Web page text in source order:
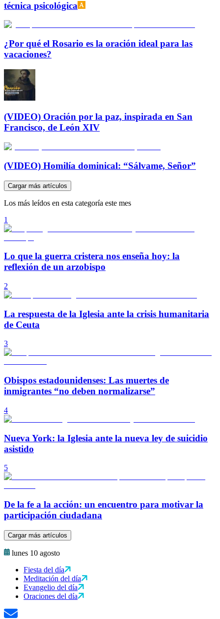
técnica psicológica
¿Por qué el Rosario es la oración ideal para las
vacaciones?
(VIDEO) Oración por la paz, inspirada en San
Francisco, de León XIV
(VIDEO) Homilía dominical: “Sálvame, Señor”
Cargar más artículos
Los más leídos en esta categoría este mes
1
Lo que la guerra cristera nos enseña hoy: la
reflexión de un arzobispo
2
La respuesta de la Iglesia ante la crisis humanitaria
de Ceuta
3
Obispos estadounidenses: Las muertes de
inmigrantes “no deben normalizarse”
4
Nueva York: la Iglesia ante la nueva ley de suicidio
asistido
5
De la fe a la acción: un encuentro para motivar la
participación ciudadana
Cargar más artículos
lunes 10 agosto
Fiesta del día
Meditación del día
Evangelio del día
Oraciones del día